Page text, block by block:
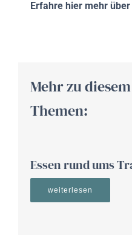
Erfahre hier mehr
Mehr zu
Themen:
Essen rund ums
weiterlesen